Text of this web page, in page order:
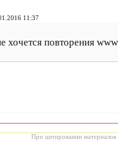
11:37
хочется повторения
При цитировании материалов